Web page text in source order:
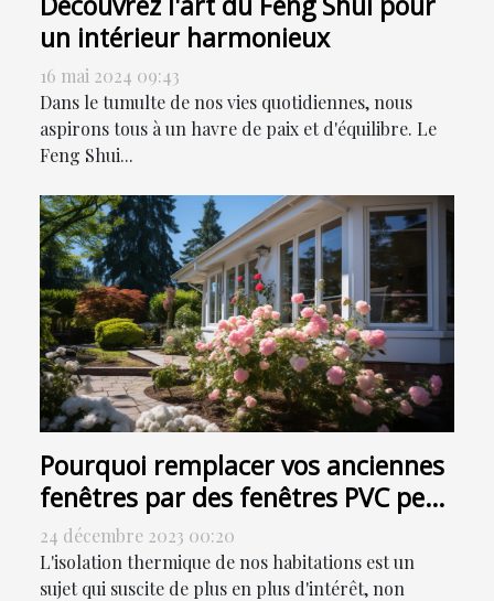
un intérieur harmonieux
16 mai 2024 09:43
Dans le tumulte de nos vies quotidiennes, nous
aspirons tous à un havre de paix et d'équilibre. Le
Feng Shui...
Pourquoi remplacer vos anciennes
fenêtres par des fenêtres PVC peut
contribuer à la réduction de votre
facture énergétique
24 décembre 2023 00:20
L'isolation thermique de nos habitations est un
sujet qui suscite de plus en plus d'intérêt, non